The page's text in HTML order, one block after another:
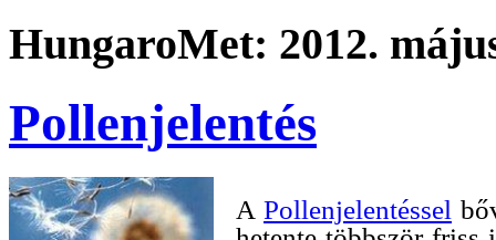
HungaroMet: 2012.
Pollenjelentés
A Pollenjelentéssel